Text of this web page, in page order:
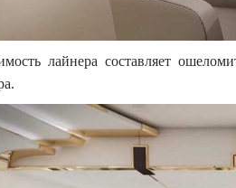
лайнера составляет